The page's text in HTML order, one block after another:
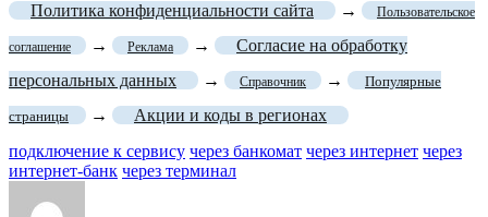
Политика конфиденциальности сайта
→ Пользовательское
соглашение → Реклама →
Согласие на обработку
персональных данных
→ Справочник → Популярные
страницы →
Акции и коды в регионах
подключение к сервису через банкомат через интернет через
интернет-банк через терминал